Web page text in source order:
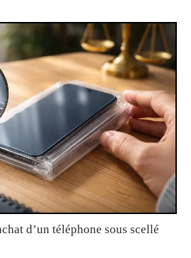
d’un téléphone sous scellé